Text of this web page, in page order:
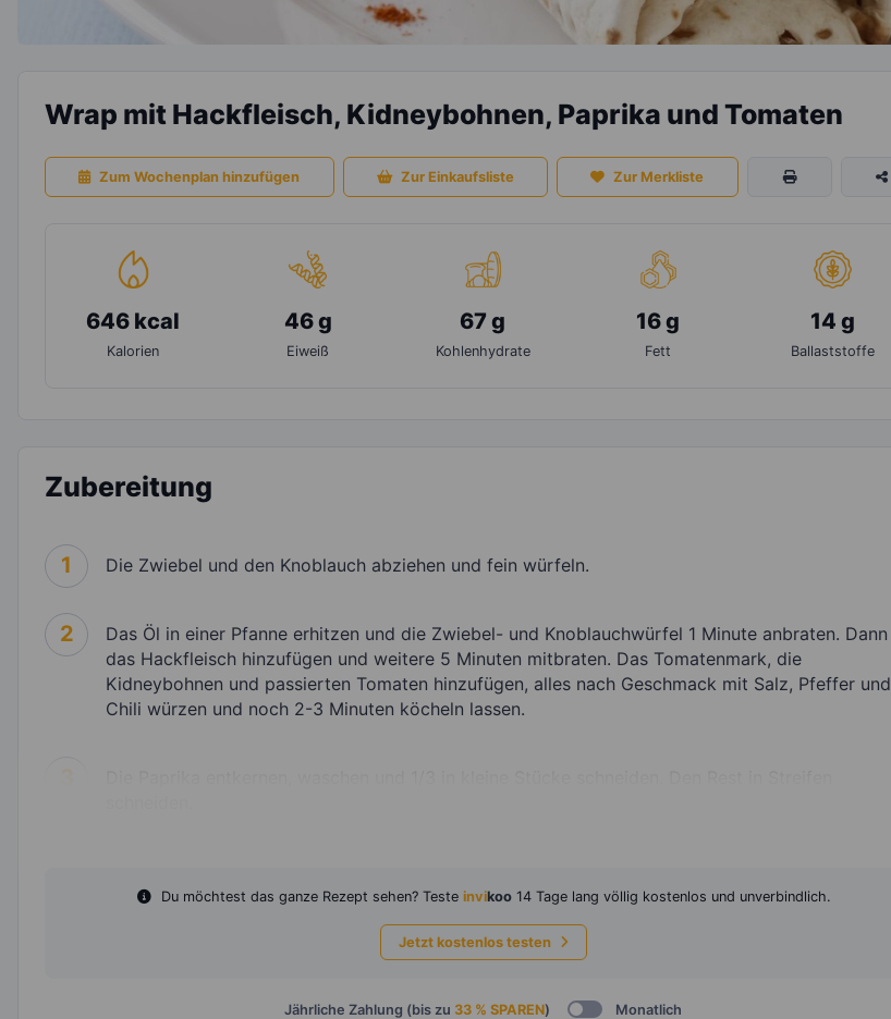
Wrap mit Hackfleisch, Kidneybohnen, Paprika und Tomaten
Zum Wochenplan hinzufügen Zur Einkaufsliste Zur Merkliste
646 kcal
Kalorien
46 g
Eiweiß
67 g
Kohlenhydrate
16 g
Fett
14 g
Ballaststoffe
Zubereitung
1 Die Zwiebel und den Knoblauch abziehen und fein würfeln.
2
Das Öl in einer Pfanne erhitzen und die Zwiebel- und Knoblauchwürfel 1 Minute anbraten. Dann
das Hackfleisch hinzufügen und weitere 5 Minuten mitbraten. Das Tomatenmark, die
Kidneybohnen und passierten Tomaten hinzufügen, alles nach Geschmack mit Salz, Pfeffer und
Chili würzen und noch 2-3 Minuten köcheln lassen.
Du möchtest das ganze Rezept sehen? Teste invikoo 14 Tage lang völlig kostenlos und unverbindlich.
Jetzt kostenlos testen
Jährliche Zahlung (bis zu 33 % SPAREN) Monatlich